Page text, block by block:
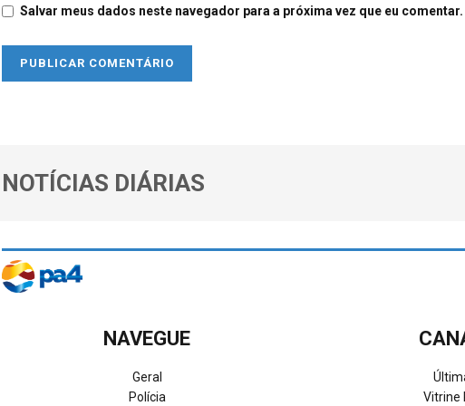
Salvar meus dados neste navegador para a próxima vez que eu comentar.
NOTÍCIAS DIÁRIAS
NAVEGUE
Geral
Polícia
Vitrine